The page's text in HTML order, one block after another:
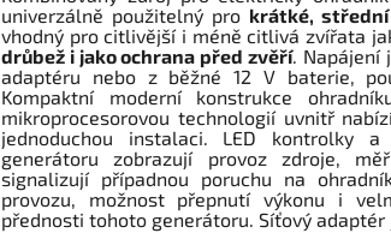
univerzálně použitelný pro krátké,
vhodný pro citlivější i méně citlivá zvířata
drůbež i jako ochrana před zvěří. Napájení
adaptéru nebo z běžné 12 V baterie,
Kompaktní moderní konstrukce
mikroprocesorovou technologií uvnitř
jednoduchou instalaci. LED kontrolky a
generátoru zobrazují provoz zdroje,
signalizují případnou poruchu na
provozu, možnost přepnutí výkonu i
přednosti tohoto generátoru. Síťový adaptér